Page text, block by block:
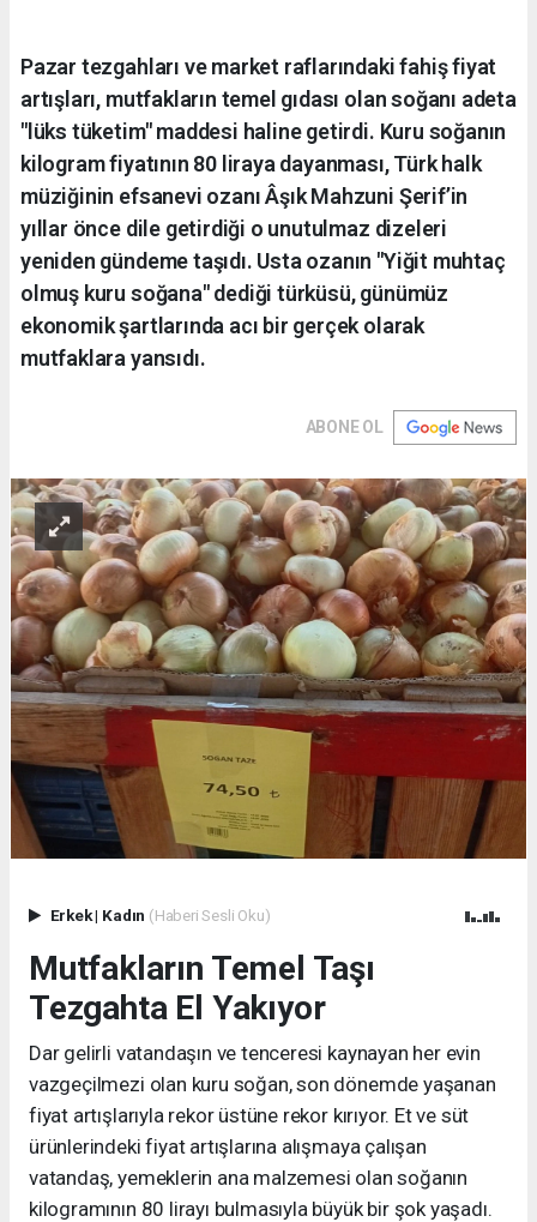
Pazar tezgahları ve market raflarındaki fahiş fiyat
artışları, mutfakların temel gıdası olan soğanı adeta
"lüks tüketim" maddesi haline getirdi. Kuru soğanın
kilogram fiyatının 80 liraya dayanması, Türk halk
müziğinin efsanevi ozanı Âşık Mahzuni Şerif’in
yıllar önce dile getirdiği o unutulmaz dizeleri
yeniden gündeme taşıdı. Usta ozanın "Yiğit muhtaç
olmuş kuru soğana" dediği türküsü, günümüz
ekonomik şartlarında acı bir gerçek olarak
mutfaklara yansıdı.
ABONE OL
Erkek| Kadın (Haberi Sesli Oku)
Mutfakların Temel Taşı
Tezgahta El Yakıyor
Dar gelirli vatandaşın ve tenceresi kaynayan her evin
vazgeçilmezi olan kuru soğan, son dönemde yaşanan
fiyat artışlarıyla rekor üstüne rekor kırıyor. Et ve süt
ürünlerindeki fiyat artışlarına alışmaya çalışan
vatandaş, yemeklerin ana malzemesi olan soğanın
kilogramının 80 lirayı bulmasıyla büyük bir şok yaşadı.